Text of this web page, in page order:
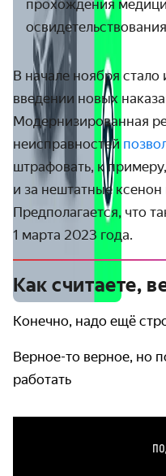
прохождения
В начале ноября
введении новых
Модернизированная
неисправностей
штрафовать, к
и за нештатные
Предполагается, что
1 марта 2023 года.
Как считаете,
Конечно, надо ещё
Верное-то верное, но
работать